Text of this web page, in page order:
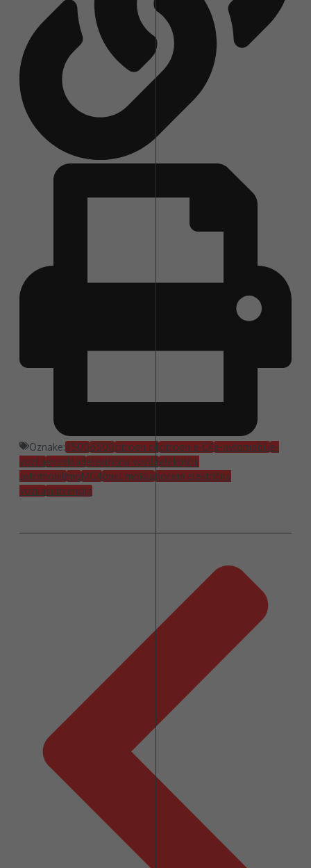
Oznake:45006500citroen c4citroen e-C4e-avtomobilie-
vozilaekoskladelektrična vozilaelektrični
avtomobilimgMG4opel mokkapoceni električna
vozilasubvencija